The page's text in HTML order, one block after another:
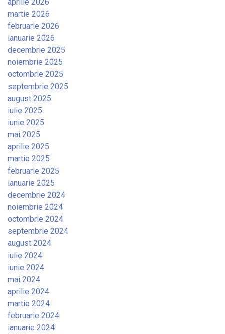
martie 2026
februarie 2026
ianuarie 2026
decembrie 2025
noiembrie 2025
octombrie 2025
septembrie 2025
august 2025
iulie 2025
iunie 2025
mai 2025
aprilie 2025
martie 2025
februarie 2025
ianuarie 2025
decembrie 2024
noiembrie 2024
octombrie 2024
septembrie 2024
august 2024
iulie 2024
iunie 2024
mai 2024
aprilie 2024
martie 2024
februarie 2024
ianuarie 2024